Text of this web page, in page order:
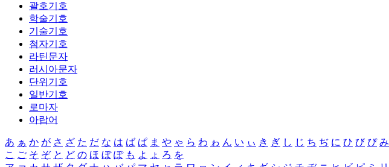
괄호기호
학술기호
기술기호
첨자기호
라틴문자
러시아문자
단위기호
일반기호
로마자
아랍어
あ ぁ か が さ ざ た だ な は ば ぱ ま や ゃ ら わ ゎ ん い ぃ き ぎ し じ ち ぢ に ひ び ぴ み
こ ご そ ぞ と ど の ほ ぼ ぽ も よ ょ ろ を